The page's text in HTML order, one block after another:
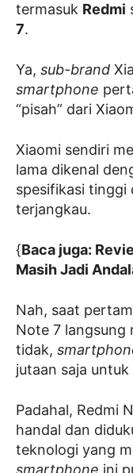
termasuk Redmi
7.
Ya, sub-brand
smartphone
“pisah” dari
Xiaomi sendiri
lama dikenal
spesifikasi tinggi
terjangkau.
{Baca juga:
Masih Jadi
Nah, saat
Note 7 langsung
tidak,
jutaan saja
Padahal, Redmi
handal dan
teknologi yang
smartphone ini